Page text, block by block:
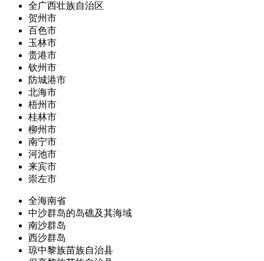
全广西壮族自治区
贺州市
百色市
玉林市
贵港市
钦州市
防城港市
北海市
梧州市
桂林市
柳州市
南宁市
河池市
来宾市
崇左市
全海南省
中沙群岛的岛礁及其海域
南沙群岛
西沙群岛
琼中黎族苗族自治县